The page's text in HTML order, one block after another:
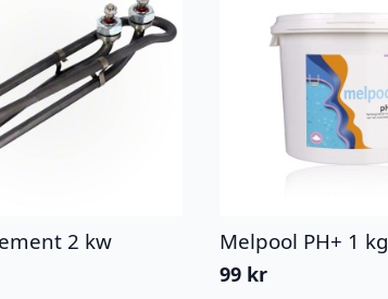
2 kw Melpool PH+ 1 kg
99 kr